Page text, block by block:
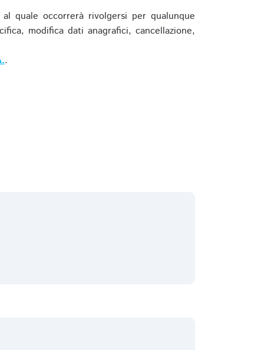
quale occorrerà rivolgersi per qualunque
modifica dati anagrafici, cancellazione,
.